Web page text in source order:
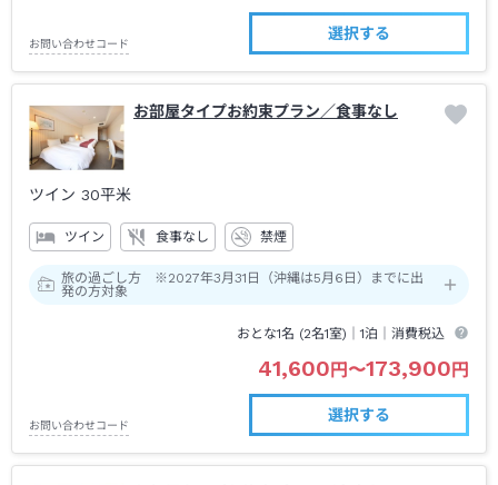
お問い合わせコード
選択する
お部屋タイプお約束プラン／食事なし
ツイン 30平米
ツイン 食事なし 禁煙
旅の過ごし方 ※2027年3月31日（沖縄は5月6日）までに出
発の方対象
おとな1名 (2名1室)｜1泊 ｜消費税込
41,600円〜173,900円
お問い合わせコード
選択する